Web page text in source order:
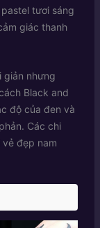
tươi sáng
giác thanh
giản nhưng
Black and
độ của đen và
Các chi
đẹp nam